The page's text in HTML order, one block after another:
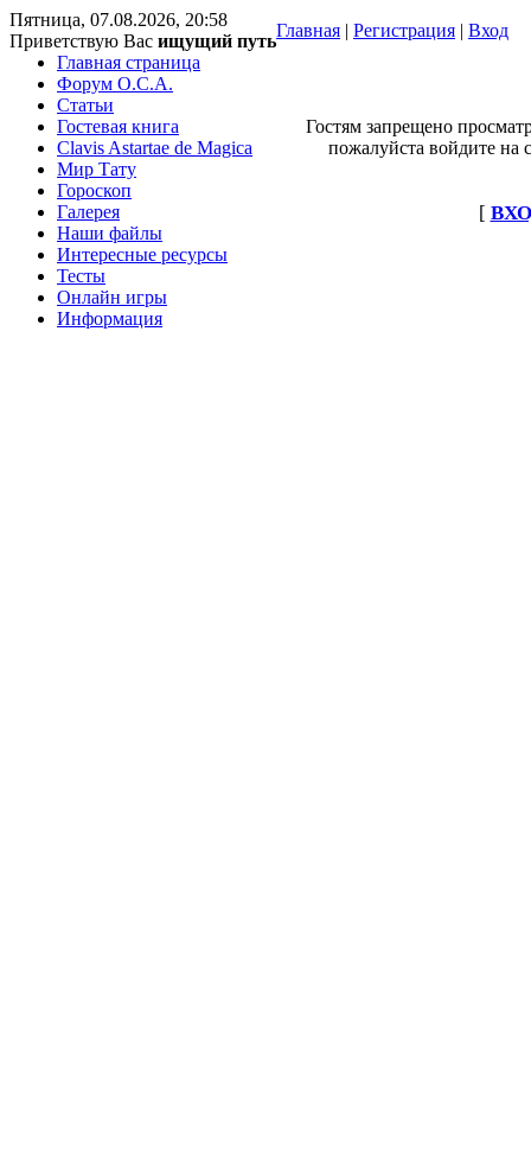
Пятница, 07.08.2026, 20:58
Приветствую Вас ищущий путь
Главная | Регистрация | Вход
Главная страница
Форум O.C.A.
Статьи
Гостевая книга
Clavis Astartae de Magica
Мир Тату
Гороскоп
Галерея
Наши файлы
Интересные ресурсы
Тесты
Онлайн игры
Информация
Гостям запрещено
пожалуйста войдите на
[